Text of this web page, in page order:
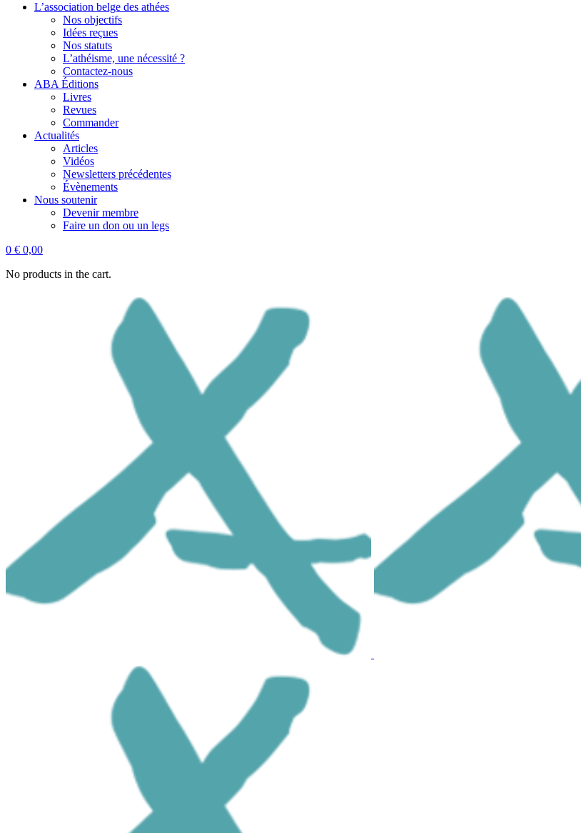
L’association belge des athées
Nos objectifs
Idées reçues
Nos statuts
L’athéisme, une nécessité ?
Contactez-nous
ABA Éditions
Livres
Revues
Commander
Actualités
Articles
Vidéos
Newsletters précédentes
Évènements
Nous soutenir
Devenir membre
Faire un don ou un legs
0 € 0,00
No products in the cart.